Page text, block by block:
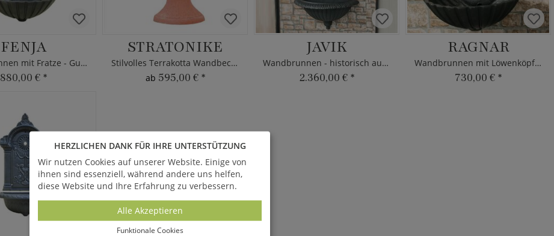
FENJA
Wandbrunnen mit Fratze - Gusseisen
880,00 € *
STRATONIKE
Stilvolles Terrakotta Wandbecken
ab 595,00 € *
JAVIK
Wandbrunnen - historisch aus Eisen
2.360,00 € *
RAGNAR
Wandbrunnen mit Löwenköpf - Eisen
730,00 € *
HERZLICHEN DANK FÜR IHRE UNTERSTÜTZUNG
Wir nutzen Cookies auf unserer Website. Einige von
ihnen sind essenziell, während andere uns helfen,
diese Website und Ihre Erfahrung zu verbessern.
Alle Akzeptieren
Funktionale Cookies